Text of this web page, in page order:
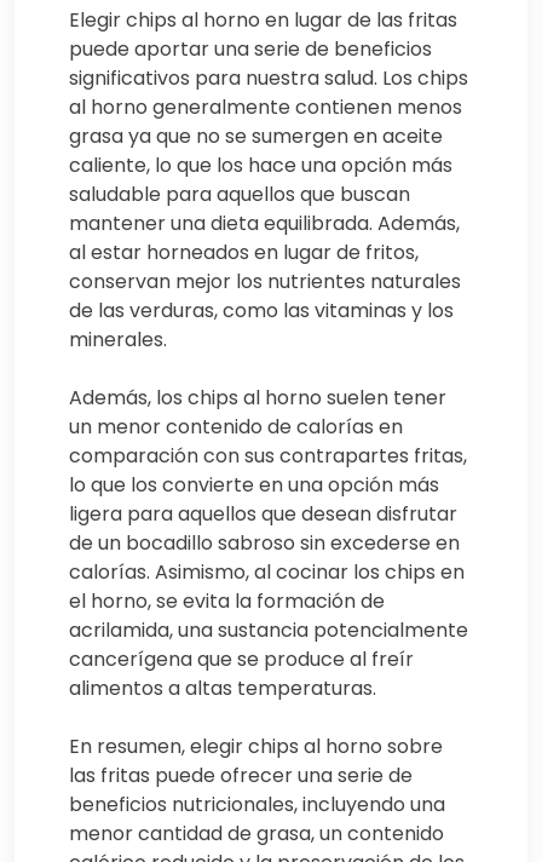
Elegir chips al horno en lugar de las fritas
puede aportar una serie de beneficios
significativos para nuestra salud. Los chips
al horno generalmente contienen menos
grasa ya que no se sumergen en aceite
caliente, lo que los hace una opción más
saludable para aquellos que buscan
mantener una dieta equilibrada. Además,
al estar horneados en lugar de fritos,
conservan mejor los nutrientes naturales
de las verduras, como las vitaminas y los
minerales.
Además, los chips al horno suelen tener
un menor contenido de calorías en
comparación con sus contrapartes fritas,
lo que los convierte en una opción más
ligera para aquellos que desean disfrutar
de un bocadillo sabroso sin excederse en
calorías. Asimismo, al cocinar los chips en
el horno, se evita la formación de
acrilamida, una sustancia potencialmente
cancerígena que se produce al freír
alimentos a altas temperaturas.
En resumen, elegir chips al horno sobre
las fritas puede ofrecer una serie de
beneficios nutricionales, incluyendo una
menor cantidad de grasa, un contenido